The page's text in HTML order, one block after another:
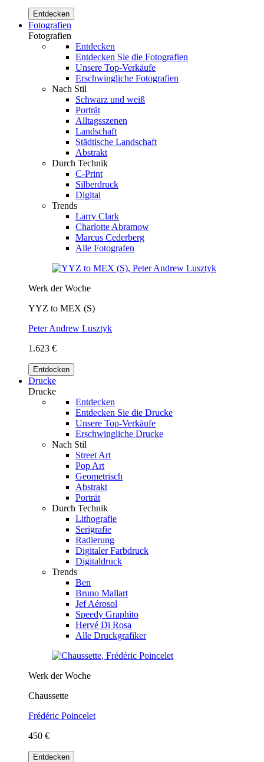
Entdecken
Fotografien
Fotografien
Entdecken
Entdecken Sie die Fotografien
Unsere Top-Verkäufe
Erschwingliche Fotografien
Nach Stil
Schwarz und weiß
Porträt
Alltagsszenen
Landschaft
Städtische Landschaft
Abstrakt
Durch Technik
C-Print
Silberdruck
Digital
Trends
Larry Clark
Charlotte Abramow
Marcus Cederberg
Alle Fotografen
Werk der Woche
YYZ to MEX (S)
Peter Andrew Lusztyk
1.623 €
Entdecken
Drucke
Drucke
Entdecken
Entdecken Sie die Drucke
Unsere Top-Verkäufe
Erschwingliche Drucke
Nach Stil
Street Art
Pop Art
Geometrisch
Abstrakt
Porträt
Durch Technik
Lithografie
Serigrafie
Radierung
Digitaler Farbdruck
Digitaldruck
Trends
Ben
Bruno Mallart
Jef Aérosol
Speedy Graphito
Hervé Di Rosa
Alle Druckgrafiker
Werk der Woche
Chaussette
Frédéric Poincelet
450 €
Entdecken